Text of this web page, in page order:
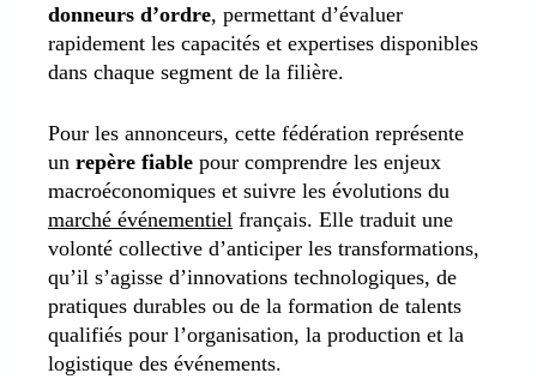
donneurs d’ordre, permettant d’évaluer
rapidement les capacités et expertises disponibles
dans chaque segment de la filière.
Pour les annonceurs, cette fédération représente
un repère fiable pour comprendre les enjeux
macroéconomiques et suivre les évolutions du
marché événementiel français. Elle traduit une
volonté collective d’anticiper les transformations,
qu’il s’agisse d’innovations technologiques, de
pratiques durables ou de la formation de talents
qualifiés pour l’organisation, la production et la
logistique des événements.